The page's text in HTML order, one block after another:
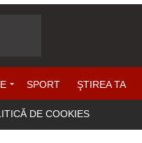
SPORT ŞTIREA TA
DE COOKIES